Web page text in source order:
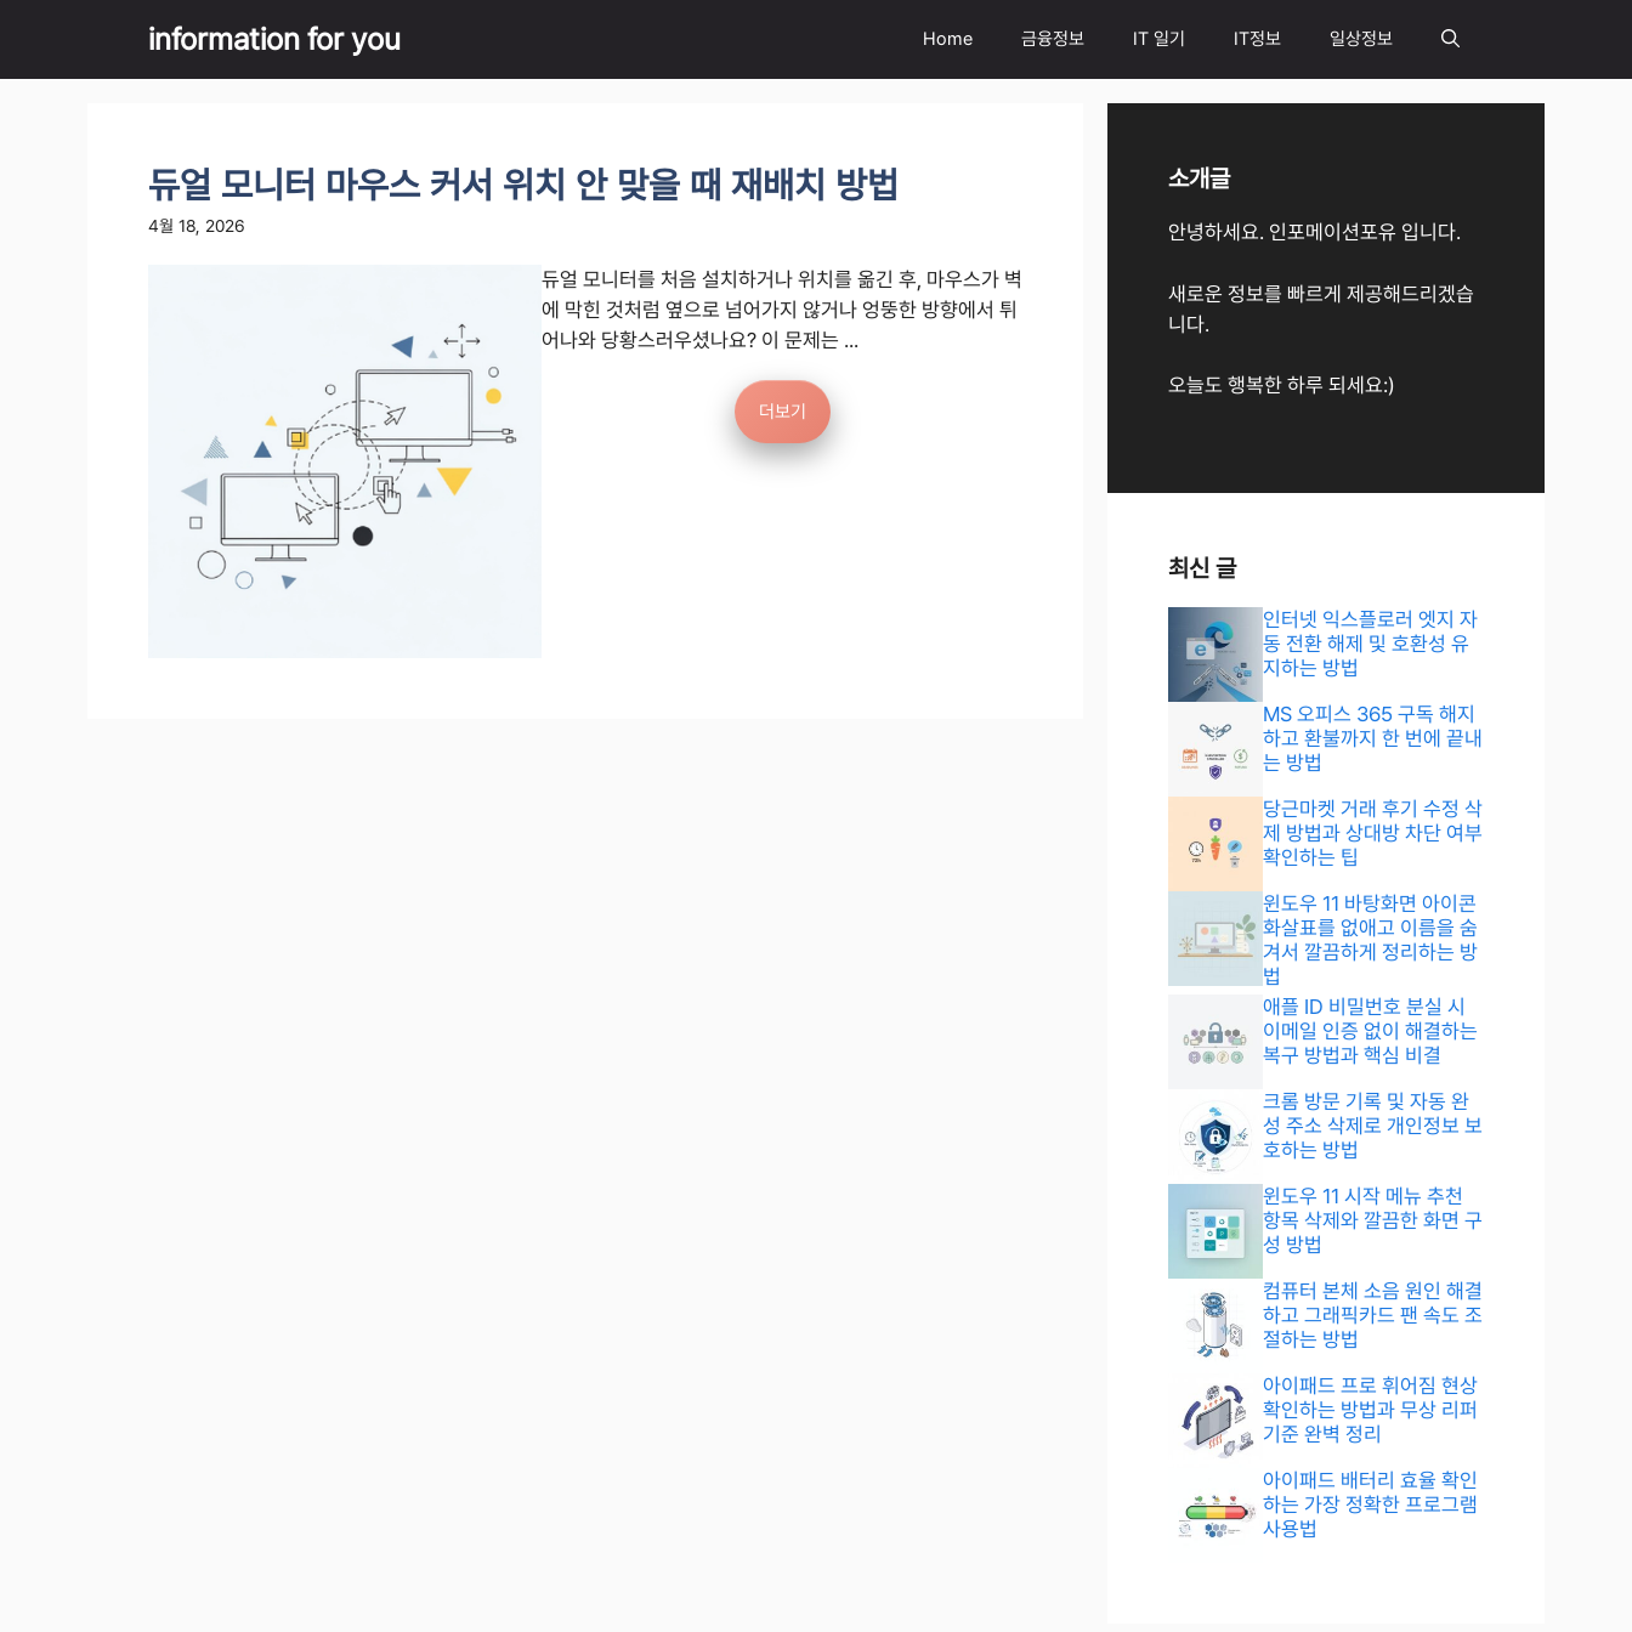
content
information for you Home 금융정보 IT 일기 IT정보 일상정보
듀얼 모니터 마우스 커서 위치 안 맞을 때 재배치 방법
4월 18, 2026
듀얼 모니터를 처음 설치하거나 위치를 옮긴 후, 마우스가 벽
에 막힌 것처럼 옆으로 넘어가지 않거나 엉뚱한 방향에서 튀
어나와 당황스러우셨나요? 이 문제는 ...
더보기
소개글
안녕하세요. 인포메이션포유 입니다.
새로운 정보를 빠르게 제공해드리겠습
니다.
오늘도 행복한 하루 되세요:)
최신 글
인터넷 익스플로러 엣지 자
동 전환 해제 및 호환성 유
지하는 방법
MS 오피스 365 구독 해지
하고 환불까지 한 번에 끝내
는 방법
당근마켓 거래 후기 수정 삭
제 방법과 상대방 차단 여부
확인하는 팁
윈도우 11 바탕화면 아이콘
화살표를 없애고 이름을 숨
겨서 깔끔하게 정리하는 방
법
애플 ID 비밀번호 분실 시
이메일 인증 없이 해결하는
복구 방법과 핵심 비결
크롬 방문 기록 및 자동 완
성 주소 삭제로 개인정보 보
호하는 방법
윈도우 11 시작 메뉴 추천
항목 삭제와 깔끔한 화면 구
성 방법
컴퓨터 본체 소음 원인 해결
하고 그래픽카드 팬 속도 조
절하는 방법
아이패드 프로 휘어짐 현상
확인하는 방법과 무상 리퍼
기준 완벽 정리
아이패드 배터리 효율 확인
하는 가장 정확한 프로그램
사용법